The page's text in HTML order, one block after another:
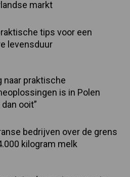
markt
tips voor een
levensduur
naar praktische
is in Polen
ooit”
bedrijven over de grens
kilogram melk